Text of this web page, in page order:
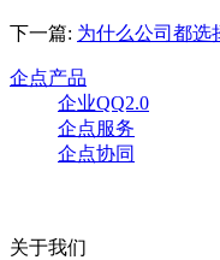
下一篇: 为什么公司都选
企点产品
企业QQ2.0
企点服务
企点协同
关于我们